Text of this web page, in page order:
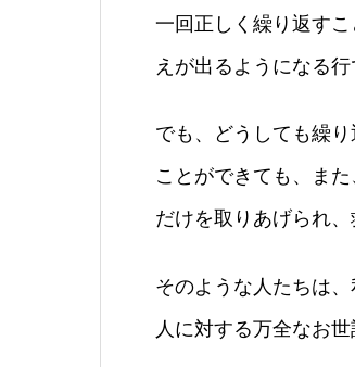
一回正しく繰り返す
えが出るようになる行
でも、どうしても繰
ことができても、ま
だけを取りあげられ
そのような人たちは
人に対する万全なお